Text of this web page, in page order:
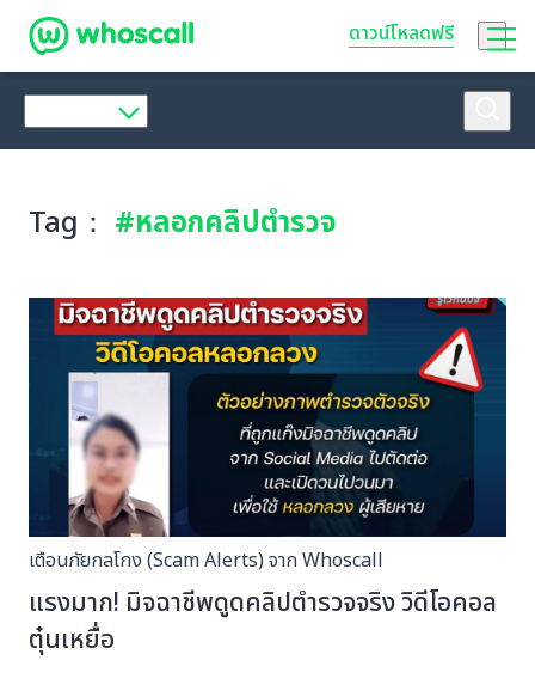
Whoscallดาวน์โหลดฟรี
Tag： #หลอกคลิปตำรวจ
เตือนภัยกลโกง (Scam Alerts) จาก Whoscall
แรงมาก! มิจฉาชีพดูดคลิปตำรวจจริง วิดีโอคอล
ตุ๋นเหยื่อ